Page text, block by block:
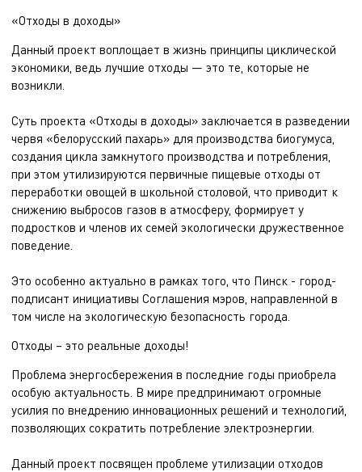
«Отходы в доходы»
Данный проект воплощает в жизнь принципы циклической
экономики, ведь лучшие отходы — это те, которые не
возникли.
Суть проекта «Отходы в доходы» заключается в разведении
червя «белорусский пахарь» для производства биогумуса,
создания цикла замкнутого производства и потребления,
при этом утилизируются первичные пищевые отходы от
переработки овощей в школьной столовой, что приводит к
снижению выбросов газов в атмосферу, формирует у
подростков и членов их семей экологически дружественное
поведение.
Это особенно актуально в рамках того, что Пинск - город-
подписант инициативы Соглашения мэров, направленной в
том числе на экологическую безопасность города.
Отходы – это реальные доходы!
Проблема энергосбережения в последние годы приобрела
особую актуальность. В мире предпринимают огромные
усилия по внедрению инновационных решений и технологий,
позволяющих сократить потребление электроэнергии.
Данный проект посвящен проблеме утилизации отходов